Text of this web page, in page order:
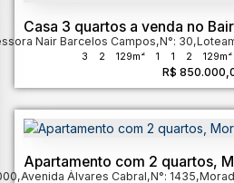
Casa 3 quartos a venda no
Gravataí/RS
R$
Nair Barcelos Campos,N°: 30,
3 2 129m² 1 1 2 129m²
Apartamento com 2 quartos,
Gravataí
,Avenida Álvares Cabral,N°: 1435,